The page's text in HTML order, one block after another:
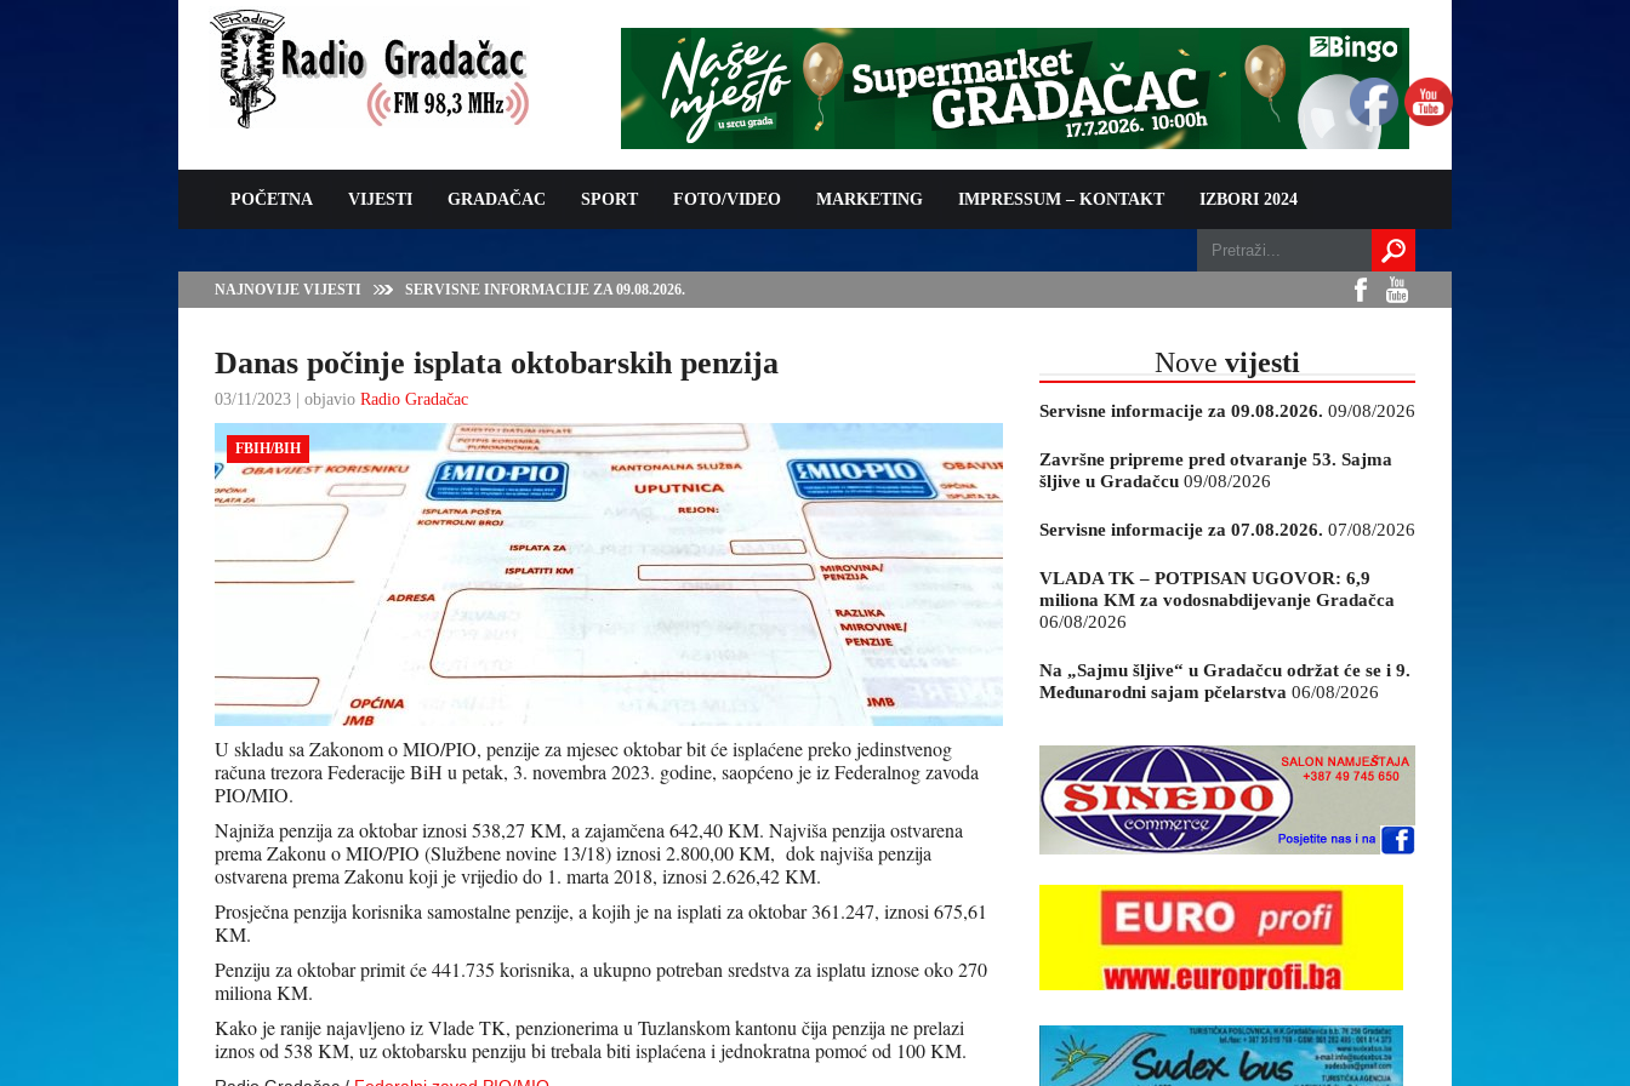
POČETNA VIJESTI GRADAČAC SPORT FOTO/VIDEO MARKETING IMPRESSUM – KONTAKT IZBORI 2024
NAJNOVIJE VIJESTI SERVISNE INFORMACIJE ZA 09.08.2026.
Danas počinje isplata oktobarskih penzija
03/11/2023 | objavio Radio Gradačac
FBIH/BIH
U skladu sa Zakonom o MIO/PIO, penzije za mjesec oktobar bit će isplaćene preko jedinstvenog
računa trezora Federacije BiH u petak, 3. novembra 2023. godine, saopćeno je iz Federalnog zavoda
PIO/MIO.
Najniža penzija za oktobar iznosi 538,27 KM, a zajamčena 642,40 KM. Najviša penzija ostvarena
prema Zakonu o MIO/PIO (Službene novine 13/18) iznosi 2.800,00 KM, dok najviša penzija
ostvarena prema Zakonu koji je vrijedio do 1. marta 2018, iznosi 2.626,42 KM.
Prosječna penzija korisnika samostalne penzije, a kojih je na isplati za oktobar 361.247, iznosi 675,61
KM.
Penziju za oktobar primit će 441.735 korisnika, a ukupno potreban sredstva za isplatu iznose oko 270
miliona KM.
Kako je ranije najavljeno iz Vlade TK, penzionerima u Tuzlanskom kantonu čija penzija ne prelazi
iznos od 538 KM, uz oktobarsku penziju bi trebala biti isplaćena i jednokratna pomoć od 100 KM.
Nove vijesti
Servisne informacije za 09.08.2026. 09/08/2026
Završne pripreme pred otvaranje 53. Sajma
šljive u Gradačcu 09/08/2026
Servisne informacije za 07.08.2026. 07/08/2026
VLADA TK – POTPISAN UGOVOR: 6,9
miliona KM za vodosnabdijevanje Gradačca
06/08/2026
Na „Sajmu šljive“ u Gradačcu održat će se i 9.
Međunarodni sajam pčelarstva 06/08/2026